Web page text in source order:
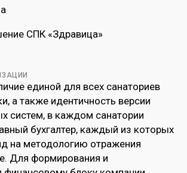
СПК «Здравица»
единой для всех санаториев
а также идентичность версии
систем, в каждом санатории
бухгалтер, каждый из которых
на методологию отражения
Для формирования и